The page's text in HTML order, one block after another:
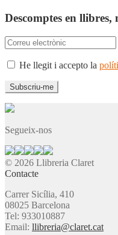
Descomptes en llibres,
He llegit i accepto la
Segueix-nos
© 2026 Llibreria Claret
Contacte
Carrer Sicília, 410
08025 Barcelona
Tel: 933010887
Email: llibreria@claret.cat